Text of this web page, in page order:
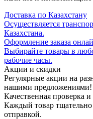
Доставка по Казахстану
Осуществляется
Казахстана.
Оформление заказа
Выбирайте товары в
рабочие часы.
Акции и скидки
Регулярные акции на
нашими предложениями!
Качественная проверка и
Каждый товар тщательно
отправкой.